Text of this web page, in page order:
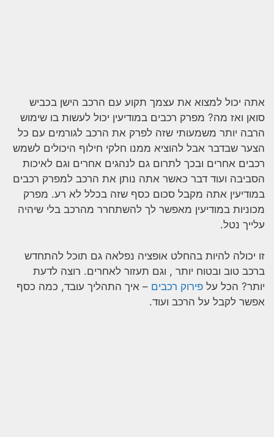
אתה יכול למצוא את עצמך תקוע עם הרכב הישן בכביש
סואן ואז מה? מפרק רכבים במודיעין יכול לעשות בו שימוש
הרבה יותר משמעותי שזה לפרק את הרכב לגורמים עם כל
הצער שבדבר אבל להוציא ממנו חלקי חילוף היכולים לשמש
רכבים אחרים ובכך לתרום גם לנהגים אחרים וגם לאיכות
הסביבה ועוד דבר כאשר אתה נותן את הרכב למפרק רכבים
במודיעין אתה מקבל סכום כסף שזה בכלל לא רע. מפרק
מכוניות במודיעין מאפשר לך להשתחרר מהרכב בלי שיהיה
עלייך נטל.
זו יכולה להיות בהחלט אופציה נפלאה גם תוכל להתחדש
ברכב טוב ובטוח יותר , וגם תעזור לאחרים. רוצה לדעת
יותר? הכל על פירוק רכבים – איך התהליך עובד, כמה כסף
אפשר לקבל על הרכב ועוד.